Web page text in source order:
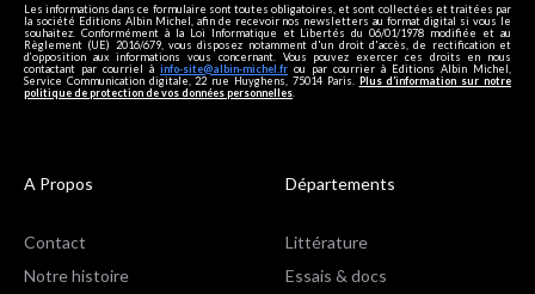
Les informations dans ce formulaire sont toutes obligatoires, et sont collectées et traitées par
la société Editions Albin Michel, afin de recevoir nos newsletters au format digital si vous le
souhaitez. Conformément à la Loi Informatique et Libertés du 06/01/1978 modifiée et au
Règlement (UE) 2016/679, vous disposez notamment d'un droit d'accès, de rectification et
d’opposition aux informations vous concernant. Vous pouvez exercer ces droits en nous
contactant par courriel à info-site@albin-michel.fr ou par courrier à Editions Albin Michel,
Service Communication digitale, 22 rue Huyghens, 75014 Paris. Plus d’information sur notre
politique de protection de vos données personnelles
A Propos
Contact
Notre histoire
Départements
Littérature
Essais & docs